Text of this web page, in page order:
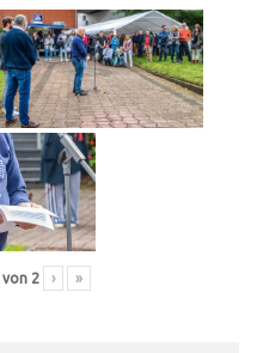
von 2 › »